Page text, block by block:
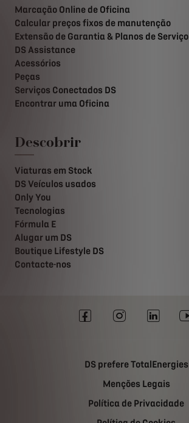
Marcação Online de Oficina
Calcular preços fixos de manutenção
Extensão de Garantia & Planos de Serviço
DS Assistance
Acessórios
Peças
Serviços Conectados DS
Encontrar uma Oficina
Descobrir
Viaturas em Stock
DS Veículos usados
Only You
Tecnologias
Fórmula E
Alugar um DS
Boutique Lifestyle DS
Contacte-nos
DS prefere TotalEnergies
Menções Legais
Política de Privacidade